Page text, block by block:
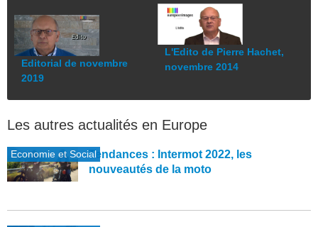
Editorial de novembre
2019
L'Edito de Pierre Hachet,
novembre 2014
Les autres actualités en Europe
Economie et SocialTendances : Intermot 2022, les
nouveautés de la moto